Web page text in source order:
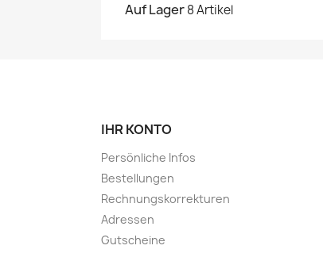
Auf Lager8 Artikel
IHR KONTO
Persönliche Infos
Bestellungen
Rechnungskorrekturen
Adressen
Gutscheine